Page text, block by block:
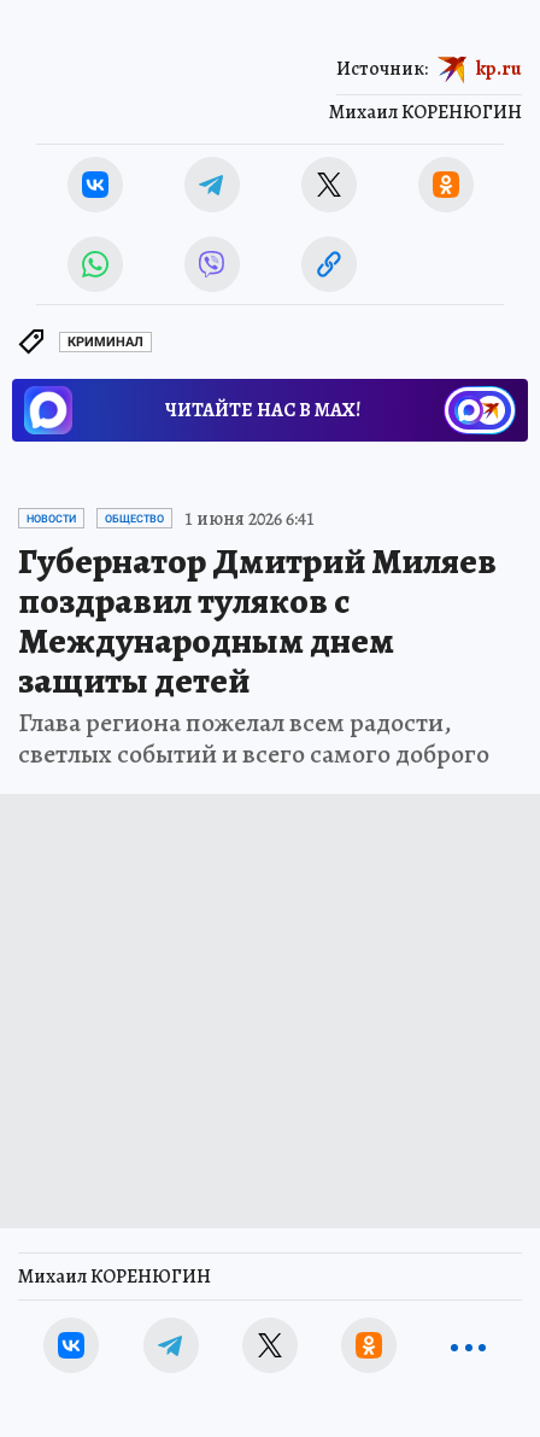
Михаил КОРЕНЮГИН
Источник: kp.ru
КРИМИНАЛ
ЧИТАЙТЕ НАС В МАХ!
НОВОСТИ ОБЩЕСТВО 1 июня 2026 6:41
Губернатор Дмитрий Миляев
поздравил туляков с
Международным днем
защиты детей
Глава региона пожелал всем радости,
светлых событий и всего самого доброго
Михаил КОРЕНЮГИН